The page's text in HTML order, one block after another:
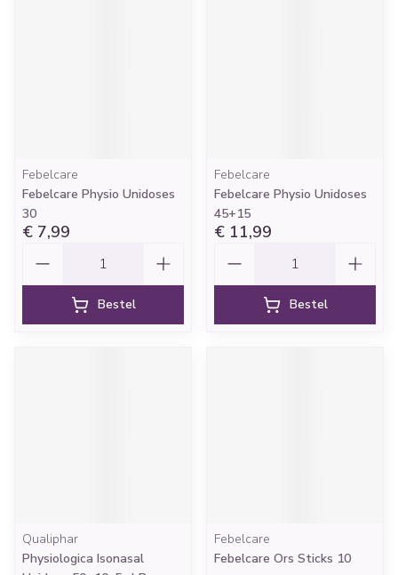
Febelcare
Febelcare Physio Unidoses
30
€ 7,99
Bestel
Febelcare
Febelcare Physio Unidoses
45+15
€ 11,99
Bestel
Qualiphar
Physiologica Isonasal
Febelcare
Febelcare Ors Sticks 10